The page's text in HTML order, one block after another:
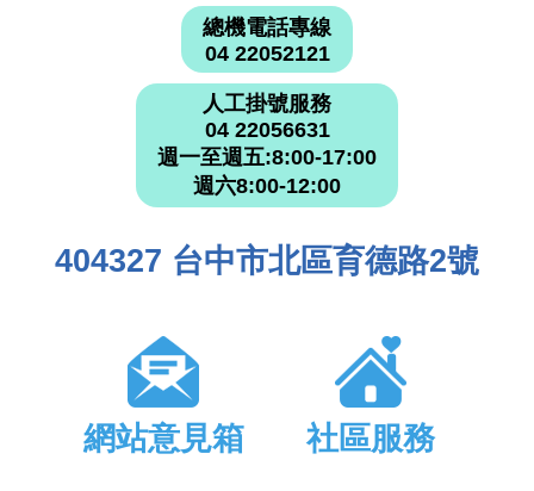
總機電話專線
04 22052121
人工掛號服務
04 22056631
週一至週五:8:00-17:00
週六8:00-12:00
404327 台中市北區育德路2號
網站意見箱 社區服務